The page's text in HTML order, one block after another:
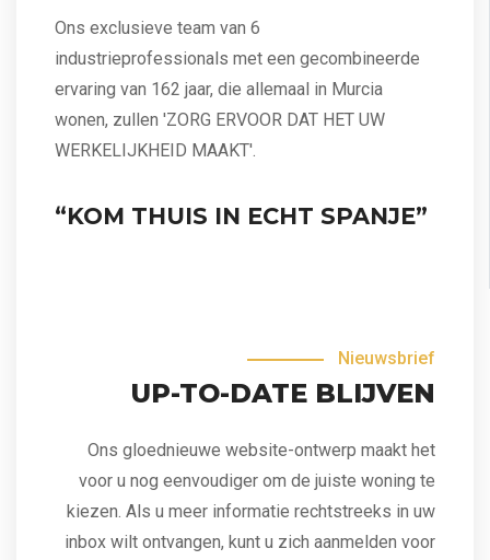
Ons exclusieve team van 6
industrieprofessionals met een gecombineerde
ervaring van 162 jaar, die allemaal in Murcia
wonen, zullen 'ZORG ERVOOR DAT HET UW
WERKELIJKHEID MAAKT'.
“KOM THUIS IN ECHT SPANJE”
Nieuwsbrief
UP-TO-DATE BLIJVEN
Ons gloednieuwe website-ontwerp maakt het
voor u nog eenvoudiger om de juiste woning te
kiezen. Als u meer informatie rechtstreeks in uw
inbox wilt ontvangen, kunt u zich aanmelden voor